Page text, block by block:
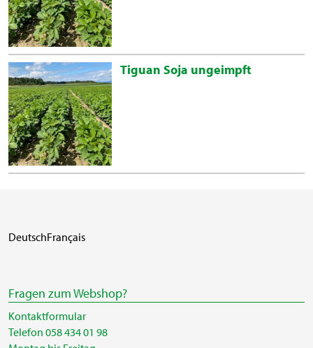
Tiguan Soja ungeimpft
DeutschFrançais
Fragen zum Webshop?
Kontaktformular
Telefon 058 434 01 98